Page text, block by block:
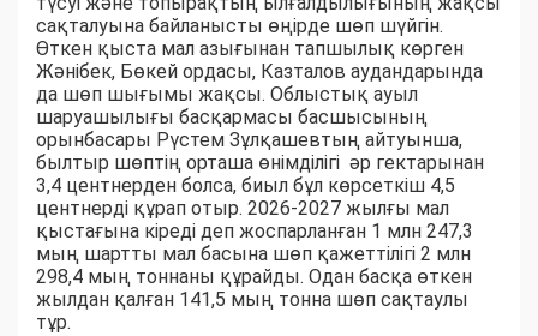
сақталуына байланысты өңірде шөп шүйгін.
Өткен қыста мал азығынан тапшылық көрген
Жәнібек, Бөкей ордасы, Казталов аудандарында
да шөп шығымы жақсы. Облыстық ауыл
шаруашылығы басқармасы басшысының
орынбасары Рүстем Зұлқашевтың айтуынша,
былтыр шөптің орташа өнімділігі әр гектарынан
3,4 центнерден болса, биыл бұл көрсеткіш 4,5
центнерді құрап отыр. 2026-2027 жылғы мал
қыстағына кіреді деп жоспарланған 1 млн 247,3
мың шартты мал басына шөп қажеттілігі 2 млн
298,4 мың тоннаны құрайды. Одан басқа өткен
жылдан қалған 141,5 мың тонна шөп сақтаулы
тұр.